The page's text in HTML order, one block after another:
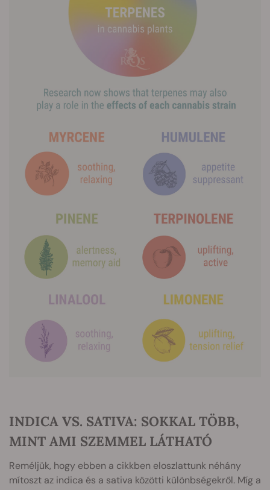
INDICA VS. SATIVA: SOKKAL TÖBB,
MINT AMI SZEMMEL LÁTHATÓ
Reméljük, hogy ebben a cikkben eloszlattunk néhány
mítoszt az indica és a sativa közötti különbségekről. Míg a